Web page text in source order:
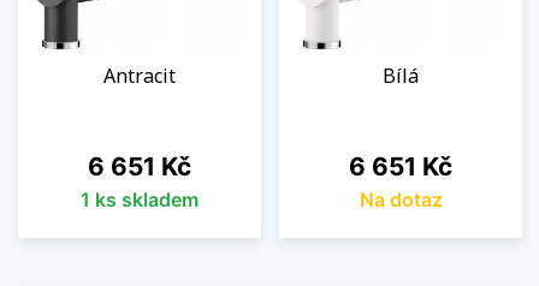
Antracit
Cena
6 651 Kč
1 ks skladem
Bílá
Cena
6 651 Kč
Na dotaz